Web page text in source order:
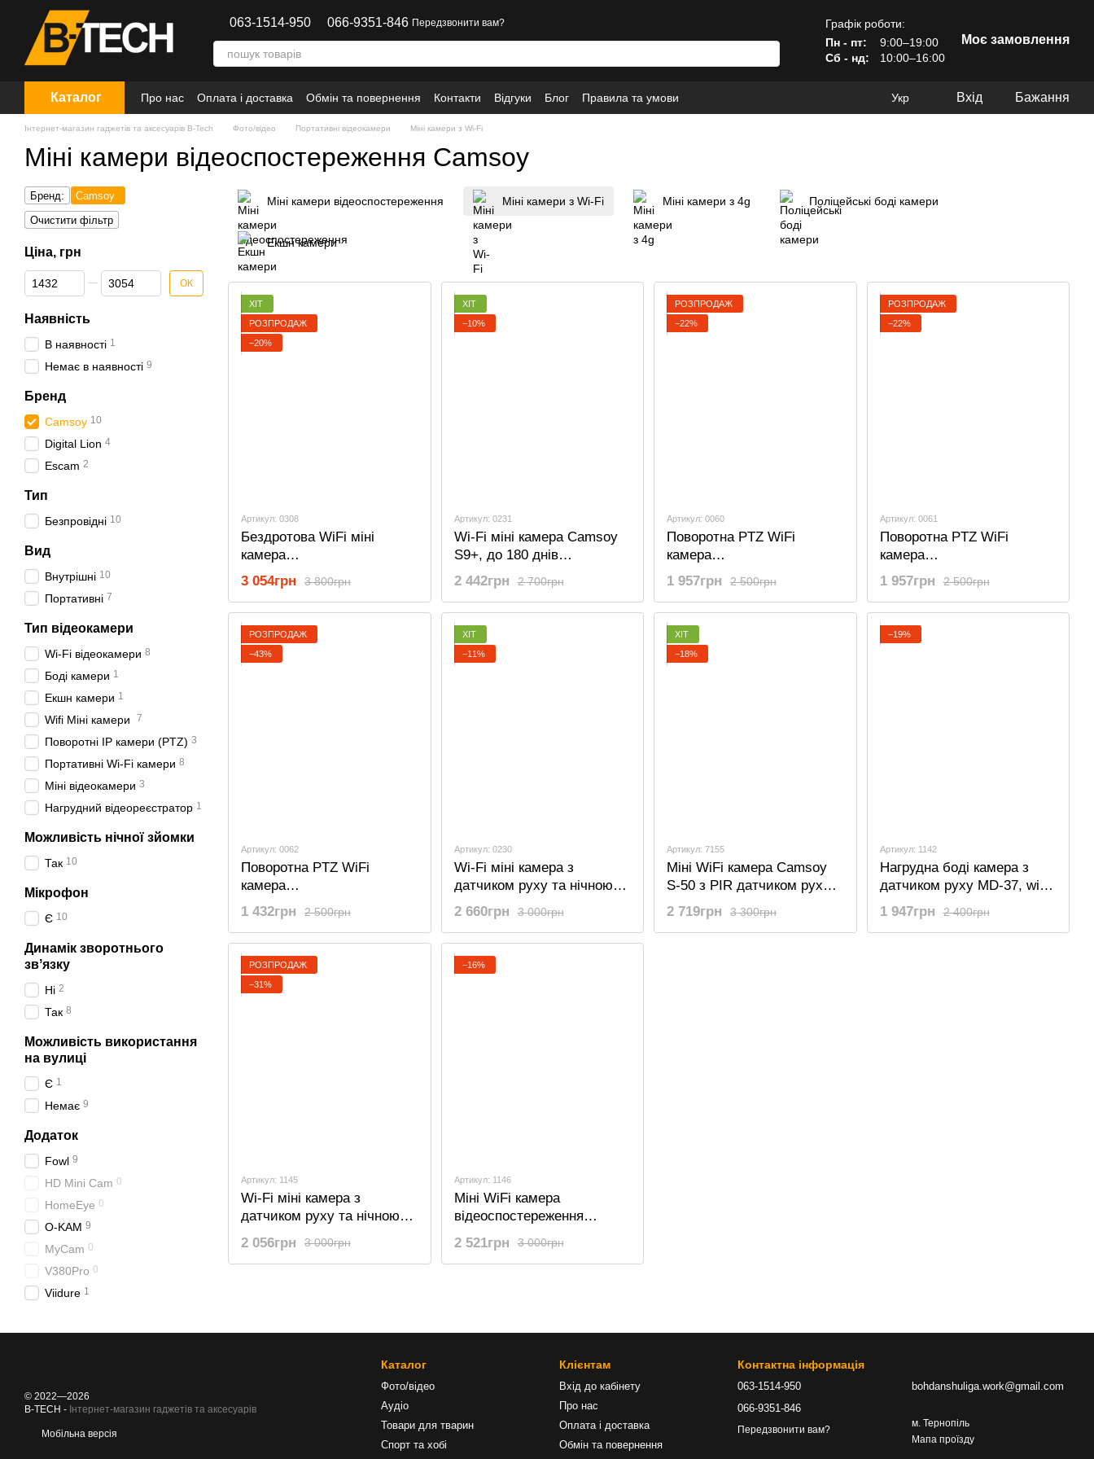
Перейти до основного контенту
063-1514-950 066-9351-846 Передзвонити вам?
Графік роботи:
Пн - пт:
9:00–19:00
Сб - нд:
10:00–16:00
Моє замовлення
Каталог Про нас Оплата і доставка Обмін та повернення Контакти Відгуки Блог Правила та умови Укр Вхід Бажання
Інтернет-магазин гаджетів та аксесуарів B-Tech Фото/відео Портативні відеокамери Міні камери з Wi-Fi
Міні камери відеоспостереження Camsoy
Міні камери відеоспостереження Міні камери з Wi-Fi Міні камери з 4g Поліцейські боді камери
Екшн камери
ХІТ
РОЗПРОДАЖ
−20%
Артикул: 0308
Бездротова WiFi міні
камера
відеоспостереження
Camsoy S-70w, з 2 лінзами
(ширококутна + зум) та
датчиком руху,
iOS/Android, 1080P
3 800грн
3 054грн
ХІТ
−10%
Артикул: 0231
Wi-Fi міні камера Camsoy
S9+, до 180 днів
автономної роботи, з PIR
датчиком руху та нічним
підсвічуванням
2 700грн
2 442грн
РОЗПРОДАЖ
−22%
Артикул: 0060
Поворотна PTZ WiFi
камера
відеоспостереження
Camsoy X-1, з
акумулятором та датчиком
руху, 1080P, Синя
2 500грн
1 957грн
РОЗПРОДАЖ
−22%
Артикул: 0061
Поворотна PTZ WiFi
камера
відеоспостереження
Camsoy X-1, з
акумулятором та датчиком
руху, 1080P, Чорна
2 500грн
1 957грн
РОЗПРОДАЖ
−43%
Артикул: 0062
Поворотна PTZ WiFi
камера
відеоспостереження
Camsoy X-1, з
акумулятором та датчиком
руху, 1080P, Біла
2 500грн
1 432грн
ХІТ
−11%
Артикул: 0230
Wi-Fi міні камера з
датчиком руху та нічною
підсвіткою Camsoy T9W2,
FullHD 1080P, до 230 днів
автономної роботи.
3 000грн
2 660грн
ХІТ
−18%
Артикул: 7155
Міні WiFi камера Camsoy
S-50 з PIR датчиком руху і
нічною підсвіткою,
iOS/Android,1080P, до 250
3 300грн
2 719грн
−19%
Артикул: 1142
Нагрудна боді камера з
датчиком руху MD-37, wifi
міні камера
відеоспостереження з
2 400грн
1 947грн
РОЗПРОДАЖ
−31%
Артикул: 1145
Wi-Fi міні камера з
датчиком руху та нічною
підсвіткою Camsoy T9-W3,
FullHD 1080P, до 55 днів
3 000грн
2 056грн
−16%
Артикул: 1146
Міні WiFi камера
відеоспостереження
Camsoy T9-W5, з датчиком
руху та нічним баченням,
3 000грн
2 521грн
Бренд:
Camsoy
Очистити фільтр
Ціна, грн
Від Ціна, грн
До Ціна, грн ОК
Наявність
В наявності 1
Немає в наявності 9
Бренд
Camsoy 10
Digital Lion 4
Escam 2
Тип
Безпровідні 10
Вид
Внутрішні 10
Портативні 7
Тип відеокамери
Wi-Fi відеокамери 8
Боді камери 1
Екшн камери 1
Wifi Міні камери 7
Поворотні IP камери (PTZ) 3
Портативні Wi-Fi камери 8
Міні відеокамери 3
Нагрудний відеореєстратор 1
Можливість нічної зйомки
Так 10
Мікрофон
Є 10
Динамік зворотнього
звʼязку
Ні 2
Так 8
Можливість використання
на вулиці
Є 1
Немає 9
Додаток
Fowl 9
HD Mini Cam 0
HomeEye 0
O-KAM 9
MyCam 0
V380Pro 0
Viidure 1
© 2022—2026
B-TECH - Інтернет-магазин гаджетів та аксесуарів
Мобільна версія
Каталог
Фото/відео
Аудіо
Товари для тварин
Спорт та хобі
Клієнтам
Вхід до кабінету
Про нас
Оплата і доставка
Обмін та повернення
Контактна інформація
063-1514-950
066-9351-846
Передзвонити вам?
bohdanshuliga.work@gmail.com
м. Тернопіль
Мапа проїзду